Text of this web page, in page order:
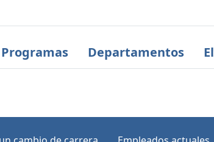
Programas Departamentos